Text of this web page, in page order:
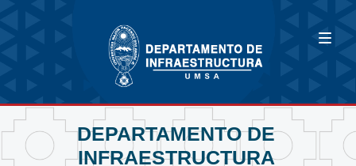
DEPARTAMENTO DE
INFRAESTRUCTURA